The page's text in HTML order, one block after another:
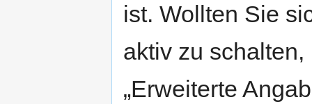
ist. Wollten Sie
aktiv zu
„Erweiterte